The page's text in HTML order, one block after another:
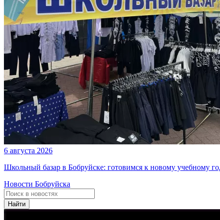
6 августа 2026
Школьный базар в Бобруйске: готовимся к новому учебному
Новости Бобруйска
Найти